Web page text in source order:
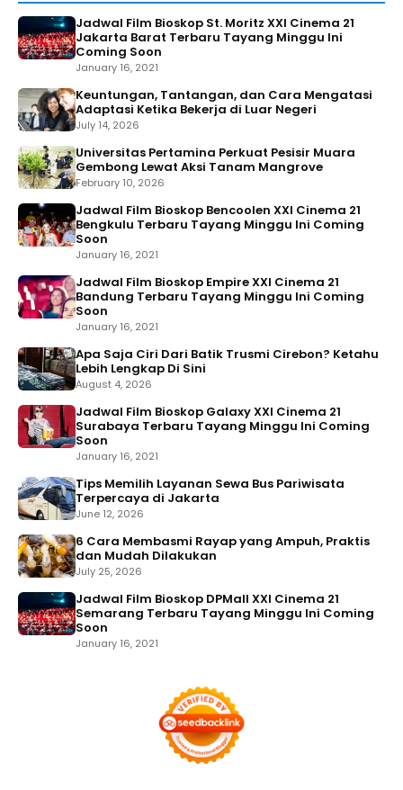
Jadwal Film Bioskop St. Moritz XXI Cinema 21
Jakarta Barat Terbaru Tayang Minggu Ini
Coming Soon
January 16, 2021
Keuntungan, Tantangan, dan Cara Mengatasi
Adaptasi Ketika Bekerja di Luar Negeri
July 14, 2026
Universitas Pertamina Perkuat Pesisir Muara
Gembong Lewat Aksi Tanam Mangrove
February 10, 2026
Jadwal Film Bioskop Bencoolen XXI Cinema 21
Bengkulu Terbaru Tayang Minggu Ini Coming
Soon
January 16, 2021
Jadwal Film Bioskop Empire XXI Cinema 21
Bandung Terbaru Tayang Minggu Ini Coming
Soon
January 16, 2021
Apa Saja Ciri Dari Batik Trusmi Cirebon? Ketahu
Lebih Lengkap Di Sini
August 4, 2026
Jadwal Film Bioskop Galaxy XXI Cinema 21
Surabaya Terbaru Tayang Minggu Ini Coming
Soon
January 16, 2021
Tips Memilih Layanan Sewa Bus Pariwisata
Terpercaya di Jakarta
June 12, 2026
6 Cara Membasmi Rayap yang Ampuh, Praktis
dan Mudah Dilakukan
July 25, 2026
Jadwal Film Bioskop DPMall XXI Cinema 21
Semarang Terbaru Tayang Minggu Ini Coming
Soon
January 16, 2021